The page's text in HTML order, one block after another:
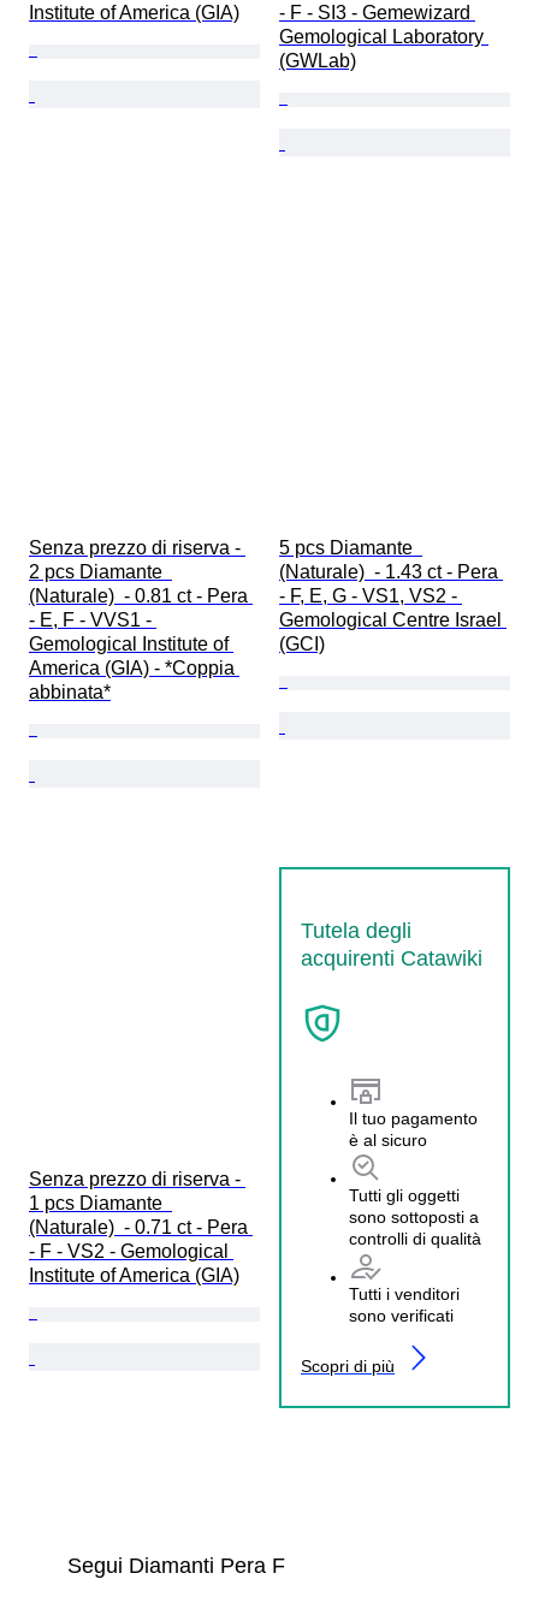
Institute of America (GIA)
- F - SI3 - Gemewizard
Gemological Laboratory
(GWLab)
Senza prezzo di riserva -
2 pcs Diamante
(Naturale)  - 0.81 ct - Pera
- E, F - VVS1 -
Gemological Institute of
America (GIA) - *Coppia
abbinata*
5 pcs Diamante
(Naturale)  - 1.43 ct - Pera
- F, E, G - VS1, VS2 -
Gemological Centre Israel
(GCI)
Senza prezzo di riserva -
1 pcs Diamante
(Naturale)  - 0.71 ct - Pera
- F - VS2 - Gemological
Institute of America (GIA)
Tutela degli
acquirenti Catawiki
Il tuo pagamento
è al sicuro
Tutti gli oggetti
sono sottoposti a
controlli di qualità
Tutti i venditori
sono verificati
Scopri di più
Segui Diamanti Pera F